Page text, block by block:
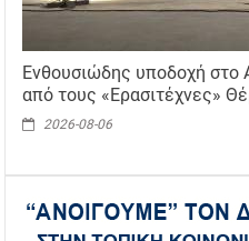
Ενθουσιώδης υποδοχή στο
από τους «Ερασιτέχνες»
2026-08-06